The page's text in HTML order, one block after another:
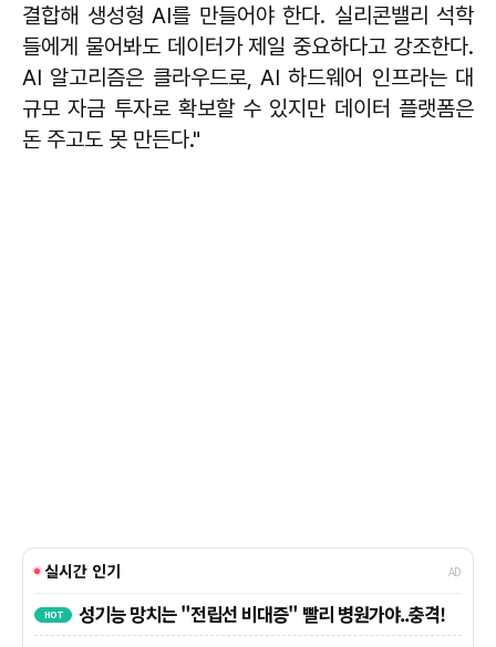
결합해 생성형 AI를 만들어야 한다. 실리콘밸리 석학
들에게 물어봐도 데이터가 제일 중요하다고 강조한다.
AI 알고리즘은 클라우드로, AI 하드웨어 인프라는 대
규모 자금 투자로 확보할 수 있지만 데이터 플랫폼은
돈 주고도 못 만든다."